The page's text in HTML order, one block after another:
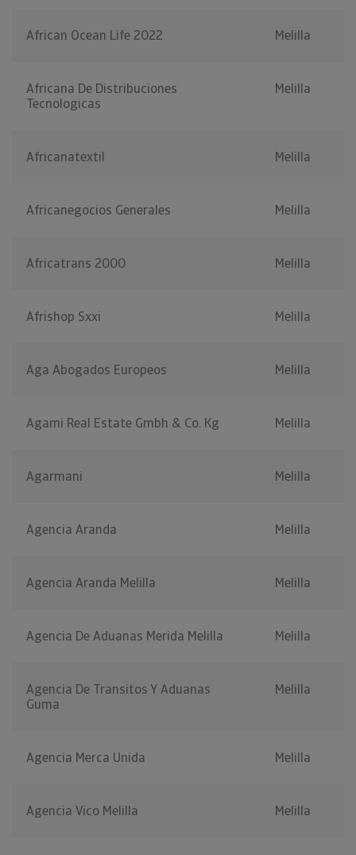
African Ocean Life 2022 Melilla
Africana De Distribuciones
Tecnologicas
Melilla
Africanatextil Melilla
Africanegocios Generales Melilla
Africatrans 2000 Melilla
Afrishop Sxxi Melilla
Aga Abogados Europeos Melilla
Agami Real Estate Gmbh & Co. Kg Melilla
Agarmani Melilla
Agencia Aranda Melilla
Agencia Aranda Melilla Melilla
Agencia De Aduanas Merida Melilla Melilla
Agencia De Transitos Y Aduanas
Guma
Melilla
Agencia Merca Unida Melilla
Agencia Vico Melilla Melilla